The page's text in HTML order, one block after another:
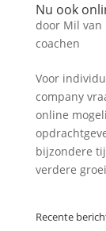
Nu ook
door Mil van
coachen
Voor
company
online
bijzondere
verdere
Recente